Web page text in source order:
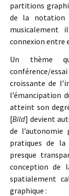
partitions
de la notation
connexion entre
Un thème
conférence/
croissante de
l’émancipation
atteint son
[Bild] devient
de
pratiques de la
presque
conception de
spatialement
graphique :